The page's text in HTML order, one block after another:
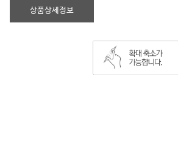
상품상세정보